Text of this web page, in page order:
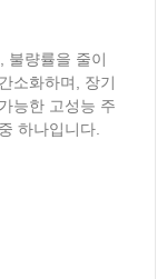
불량률을 줄이
소화하며, 장기
능한 고성능 주
하나입니다.